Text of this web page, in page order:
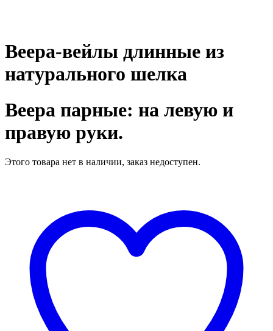
Веера-вейлы длинные из
натурального шелка
Веера парные: на левую и
правую руки.
Этого товара нет в наличии, заказ недоступен.